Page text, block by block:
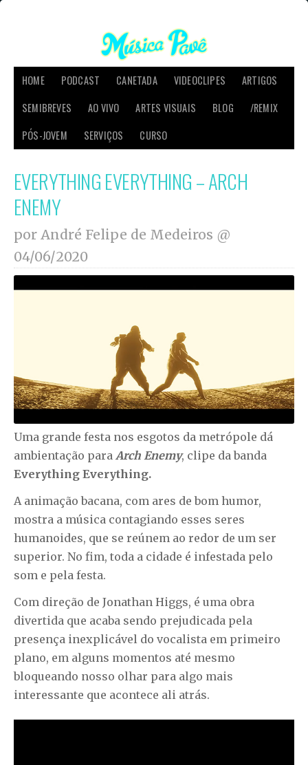
HOME PODCAST CANETADA VIDEOCLIPES
ARTIGOS
SEMIBREVES
AO VIVO ARTES VISUAIS BLOG
/REMIX
PÓS-JOVEM
SERVIÇOS CURSO
EVERYTHING EVERYTHING – ARCH
ENEMY
por André Felipe de Medeiros @
04/06/2020
Uma grande festa nos esgotos da metrópole dá
ambientação para Arch Enemy, clipe da banda
Everything Everything.
A animação bacana, com ares de bom humor,
mostra a música contagiando esses seres
humanoides, que se reúnem ao redor de um ser
superior. No fim, toda a cidade é infestada pelo
som e pela festa.
Com direção de Jonathan Higgs, é uma obra
divertida que acaba sendo prejudicada pela
presença inexplicável do vocalista em primeiro
plano, em alguns momentos até mesmo
bloqueando nosso olhar para algo mais
interessante que acontece ali atrás.